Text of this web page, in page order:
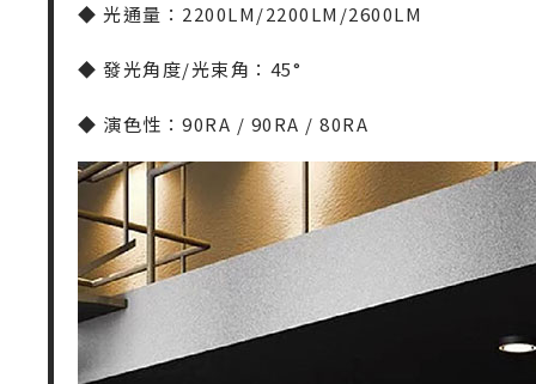
◆ 光通量：2200LM/2200LM/2600LM
◆ 發光角度/光束角：45°
◆ 演色性：90RA / 90RA / 80RA